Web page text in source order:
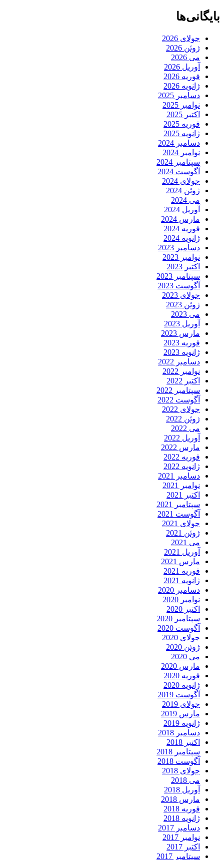
بایگانی‌ها
جولای 2026
ژوئن 2026
می 2026
آوریل 2026
فوریه 2026
ژانویه 2026
دسامبر 2025
نوامبر 2025
اکتبر 2025
فوریه 2025
ژانویه 2025
دسامبر 2024
نوامبر 2024
سپتامبر 2024
آگوست 2024
جولای 2024
ژوئن 2024
می 2024
آوریل 2024
مارس 2024
فوریه 2024
ژانویه 2024
دسامبر 2023
نوامبر 2023
اکتبر 2023
سپتامبر 2023
آگوست 2023
جولای 2023
ژوئن 2023
می 2023
آوریل 2023
مارس 2023
فوریه 2023
ژانویه 2023
دسامبر 2022
نوامبر 2022
اکتبر 2022
سپتامبر 2022
آگوست 2022
جولای 2022
ژوئن 2022
می 2022
آوریل 2022
مارس 2022
فوریه 2022
ژانویه 2022
دسامبر 2021
نوامبر 2021
اکتبر 2021
سپتامبر 2021
آگوست 2021
جولای 2021
ژوئن 2021
می 2021
آوریل 2021
مارس 2021
فوریه 2021
ژانویه 2021
دسامبر 2020
نوامبر 2020
اکتبر 2020
سپتامبر 2020
آگوست 2020
جولای 2020
ژوئن 2020
می 2020
مارس 2020
فوریه 2020
ژانویه 2020
آگوست 2019
جولای 2019
مارس 2019
ژانویه 2019
دسامبر 2018
اکتبر 2018
سپتامبر 2018
آگوست 2018
جولای 2018
می 2018
آوریل 2018
مارس 2018
فوریه 2018
ژانویه 2018
دسامبر 2017
نوامبر 2017
اکتبر 2017
سپتامبر 2017